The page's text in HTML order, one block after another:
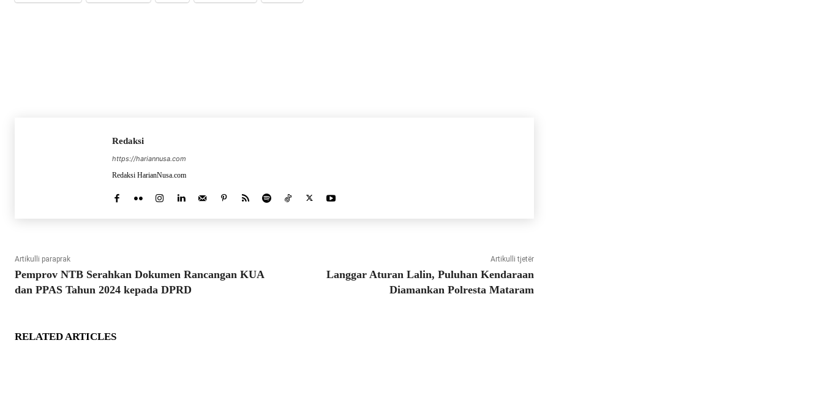
Redaksi
https://hariannusa.com
Redaksi HarianNusa.com
Artikulli paraprak
Pemprov NTB Serahkan Dokumen Rancangan KUA
dan PPAS Tahun 2024 kepada DPRD
Artikulli tjetër
Langgar Aturan Lalin, Puluhan Kendaraan
Diamankan Polresta Mataram
RELATED ARTICLES